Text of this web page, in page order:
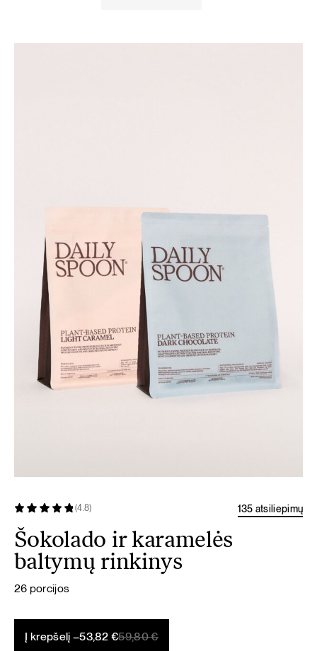
(4.8) 135 atsiliepimų
Šokolado ir karamelės
baltymų rinkinys
26 porcijos
Į krepšelį – 59,80€
Original
53,82€
Current